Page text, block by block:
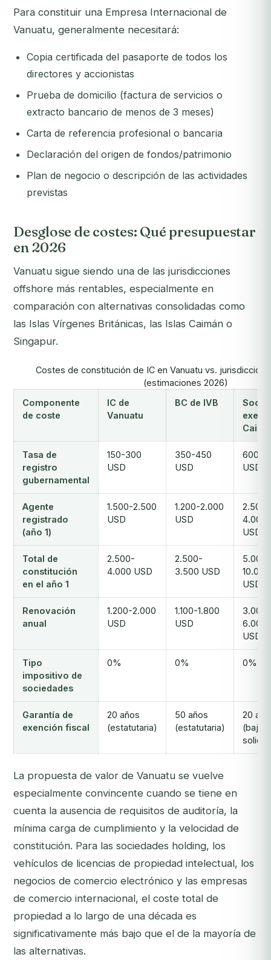
Para constituir una Empresa Internacional de
Vanuatu, generalmente necesitará:
Copia certificada del pasaporte de todos los
directores y accionistas
Prueba de domicilio (factura de servicios o
extracto bancario de menos de 3 meses)
Carta de referencia profesional o bancaria
Declaración del origen de fondos/patrimonio
Plan de negocio o descripción de las actividades
previstas
Desglose de costes: Qué presupuestar
en 2026
Vanuatu sigue siendo una de las jurisdicciones
offshore más rentables, especialmente en
comparación con alternativas consolidadas como
las Islas Vírgenes Británicas, las Islas Caimán o
Singapur.
Costes de constitución de IC en Vanuatu vs.
(estimaciones 2026)
Componente
de coste
IC de
Vanuatu
BC de IVB
Soc.
Tasa de
registro
gubernamental
150-300
USD
350-450
USD
600-
USD
Agente
registrado
(año 1)
1.500-2.500
USD
1.200-2.000
USD
2.500-
4.000
USD
Total de
constitución
en el año 1
2.500-
4.000 USD
2.500-
3.500 USD
5.000-
10.000
USD
Renovación
anual
1.200-2.000
USD
1.100-1.800
USD
3.000-
6.000
USD
Tipo
impositivo de
sociedades
0% 0% 0%
Garantía de
exención fiscal
20 años
(estatutaria)
50 años
(estatutaria)
20
(bajo
La propuesta de valor de Vanuatu se vuelve
especialmente convincente cuando se tiene en
cuenta la ausencia de requisitos de auditoría, la
mínima carga de cumplimiento y la velocidad de
constitución. Para las sociedades holding, los
vehículos de licencias de propiedad intelectual, los
negocios de comercio electrónico y las empresas
de comercio internacional, el coste total de
propiedad a lo largo de una década es
significativamente más bajo que el de la mayoría de
las alternativas.